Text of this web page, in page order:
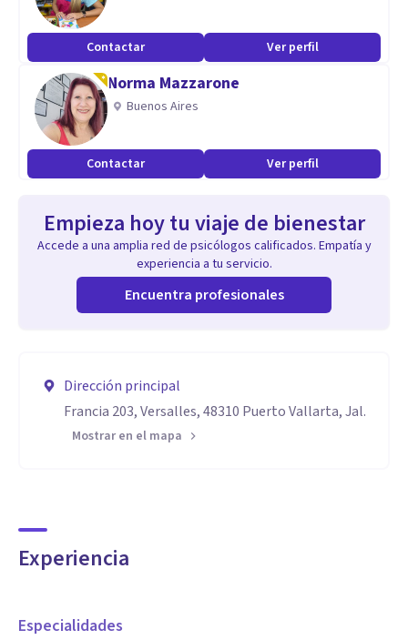
Contactar Ver perfil
Norma Mazzarone
Buenos Aires
Contactar Ver perfil
Empieza hoy tu viaje de bienestar
Accede a una amplia red de psicólogos calificados. Empatía y
experiencia a tu servicio.
Encuentra profesionales
Dirección principal
Francia 203, Versalles, 48310 Puerto Vallarta, Jal.
Mostrar en el mapa
Experiencia
Especialidades